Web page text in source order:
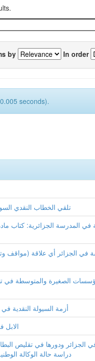
by In order
seconds).
تلقي الخطاب النقدي
في المدرسة الجزائرية: كتاب
في الجزائر أي علاقة (مواقف
الصغيرة والمتوسطة في
أزمة السيولة النقدية
الابل
دراسة حالة الوكالة